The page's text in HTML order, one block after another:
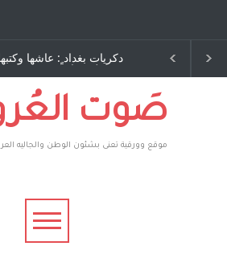
دكريات بغداد ٍ: عاشها
:وليد رباح – نيوجرسي –
الولايات المتحدة
طاحنة كتب
يوسف يقهر
، فأعطوه
وهم صاغرون،صَوت
موقع وورقية تعنى بشئون الوطن والجاليه